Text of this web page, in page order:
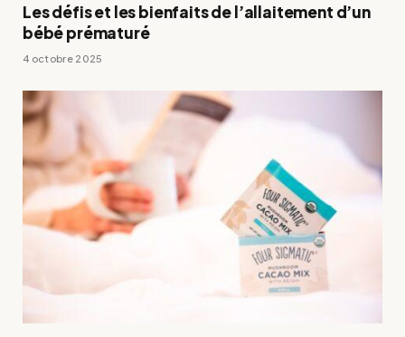
Les défis et les bienfaits de l’allaitement d’un
bébé prématuré
4 octobre 2025